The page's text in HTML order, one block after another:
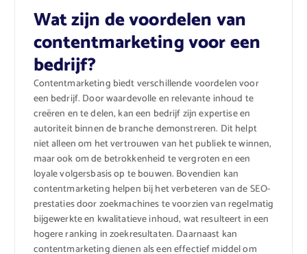
Wat zijn de voordelen van
contentmarketing voor een
bedrijf?
Contentmarketing biedt verschillende voordelen voor
een bedrijf. Door waardevolle en relevante inhoud te
creëren en te delen, kan een bedrijf zijn expertise en
autoriteit binnen de branche demonstreren. Dit helpt
niet alleen om het vertrouwen van het publiek te winnen,
maar ook om de betrokkenheid te vergroten en een
loyale volgersbasis op te bouwen. Bovendien kan
contentmarketing helpen bij het verbeteren van de SEO-
prestaties door zoekmachines te voorzien van regelmatig
bijgewerkte en kwalitatieve inhoud, wat resulteert in een
hogere ranking in zoekresultaten. Daarnaast kan
contentmarketing dienen als een effectief middel om